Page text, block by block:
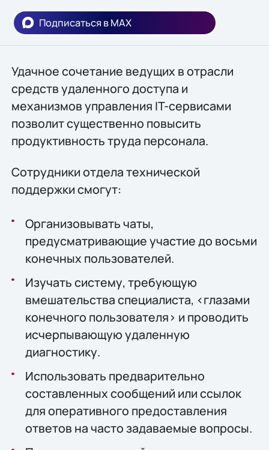
Подписаться в MAX
Удачное сочетание ведущих в отрасли
средств удаленного доступа и
механизмов управления IT-сервисами
позволит существенно повысить
продуктивность труда персонала.
Сотрудники отдела технической
поддержки смогут:
Организовывать чаты,
предусматривающие участие до восьми
конечных пользователей.
Изучать систему, требующую
вмешательства специалиста, <глазами
конечного пользователя> и проводить
исчерпывающую удаленную
диагностику.
Использовать предварительно
составленных сообщений или ссылок
для оперативного предоставления
ответов на часто задаваемые вопросы.